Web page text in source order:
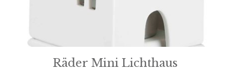
Räder Mini Lichthaus